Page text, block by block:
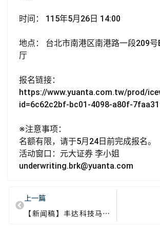
k
p
时间： 115年5月26日 14:00
地点： 台北市南港区南港路一段209号
厅
报名链接：
https://www.yuanta.com.tw/prod/
id=6c62c2bf-bc01-4098-a80f-
※注意事项：
名额有限，请于5月24日前完成报名。
活动窗口：元大证券 李小姐
underwriting.brk@yuanta.com
上一篇
【新闻稿】丰达科技马来西亚二期新厂动土，加速全球航太布局，强化亚太制造战略地位